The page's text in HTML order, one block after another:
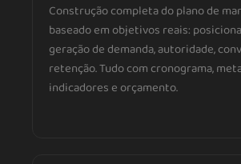
Construção completa do plano de
baseado em objetivos reais:
geração de demanda, autoridade,
retenção. Tudo com cronograma,
indicadores e orçamento.